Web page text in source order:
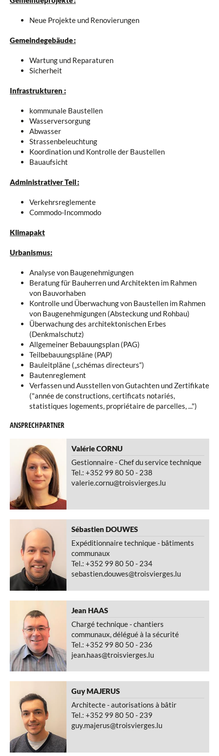
Neue Projekte und Renovierungen
Gemeindegebäude :
Wartung und Reparaturen
Sicherheit
Infrastrukturen :
kommunale Baustellen
Wasserversorgung
Abwasser
Strassenbeleuchtung
Koordination und Kontrolle der Baustellen
Bauaufsicht
Administrativer Teil :
Verkehrsreglemente
Commodo-Incommodo
Klimapakt
Urbanismus:
Analyse von Baugenehmigungen
Beratung für Bauherren und Architekten im Rahmen
von Bauvorhaben
Kontrolle und Überwachung von Baustellen im Rahmen
von Baugenehmigungen (Absteckung und Rohbau)
Überwachung des architektonischen Erbes
(Denkmalschutz)
Allgemeiner Bebauungsplan (PAG)
Teilbebauungspläne (PAP)
Bauleitpläne („schémas directeurs“)
Bautenreglement
Verfassen und Ausstellen vonGutachten und Zertifikate
("année de constructions, certificats notariés,
statistiques logements, propriétaire de parcelles, ...")
ANSPRECHPARTNER
ValérieCORNU
Gestionnaire - Chef du service technique
Tel.: +352 99 80 50 - 238
valerie.cornu@troisvierges.lu
Sébastien DOUWES
Expéditionnaire technique - bâtiments
communaux
Tel.: +352 99 80 50 - 234
sebastien.douwes@troisvierges.lu
Jean HAAS
Chargé technique - chantiers
communaux, délégué à la sécurité
Tel.: +352 99 80 50 - 236
jean.haas@troisvierges.lu
Guy MAJERUS
Architecte - autorisations à bâtir
Tel.: +352 99 80 50 - 239
guy.majerus@troisvierges.lu